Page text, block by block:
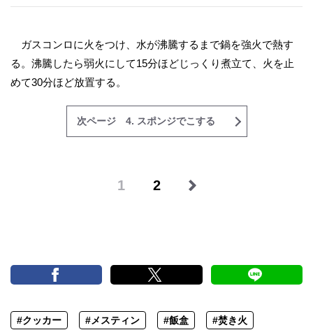
ガスコンロに火をつけ、水が沸騰するまで鍋を強火で熱す
る。沸騰したら弱火にして15分ほどじっくり煮立て、火を止
めて30分ほど放置する。
次ページ 4. スポンジでこする
1 2
#クッカー #メスティン #飯盒 #焚き火